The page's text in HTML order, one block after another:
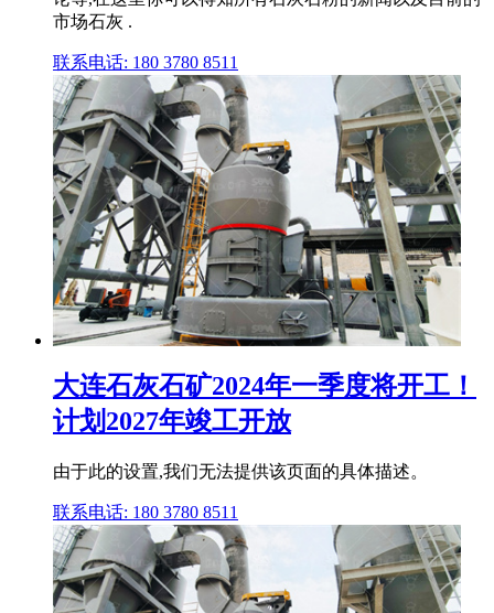
市场石灰 .
联系电话: 180 3780 8511
大连石灰石矿2024年一季度将开工！
计划2027年竣工开放
由于此的设置,我们无法提供该页面的具体描述。
联系电话: 180 3780 8511